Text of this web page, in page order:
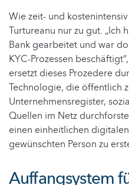
Wie zeit- und
Turtureanu nur zu gut. „Ich
Bank gearbeitet und war
KYC-Prozessen
ersetzt dieses Prozedere
Technologie, die öffentlich
Unternehmensregister,
Quellen im Netz
einen einheitlichen
gewünschten Person zu
Auffangsystem